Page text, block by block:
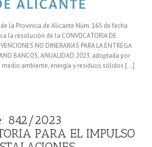
la Provincia de Alicante Núm. 165 de fecha
la resolución de la CONVOCATORIA DE
NO DINERARIAS PARA LA ENTREGA
BANCOS, ANUALIDAD 2023, adoptada por
medio ambiente, energía y residuos sólidos […]
842/2023
PARA EL IMPULSO